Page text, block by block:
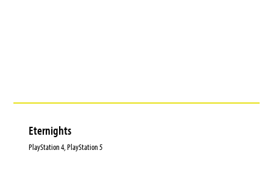
Eternights
PlayStation 4, PlayStation 5